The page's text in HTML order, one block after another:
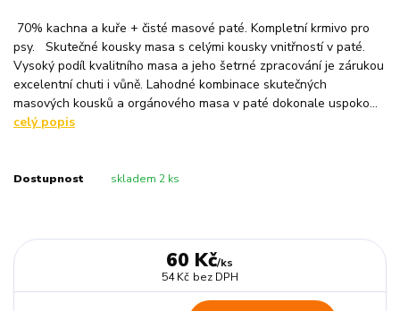
70% kachna a kuře + čisté masové paté. Kompletní krmivo pro
psy. Skutečné kousky masa s celými kousky vnitřností v paté.
Vysoký podíl kvalitního masa a jeho šetrné zpracování je zárukou
excelentní chuti i vůně. Lahodné kombinace skutečných
masových kousků a orgánového masa v paté dokonale uspoko...
celý popis
Dostupnost skladem 2 ks
60 Kč/ks
54 Kč bez DPH